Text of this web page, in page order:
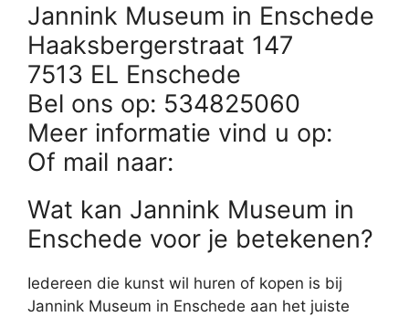
Jannink Museum in Enschede
Haaksbergerstraat 147
7513 EL Enschede
Bel ons op: 534825060
Meer informatie vind u op:
Of mail naar:
Wat kan Jannink Museum in
Enschede voor je betekenen?
Iedereen die kunst wil huren of kopen is bij
Jannink Museum in Enschede aan het juiste